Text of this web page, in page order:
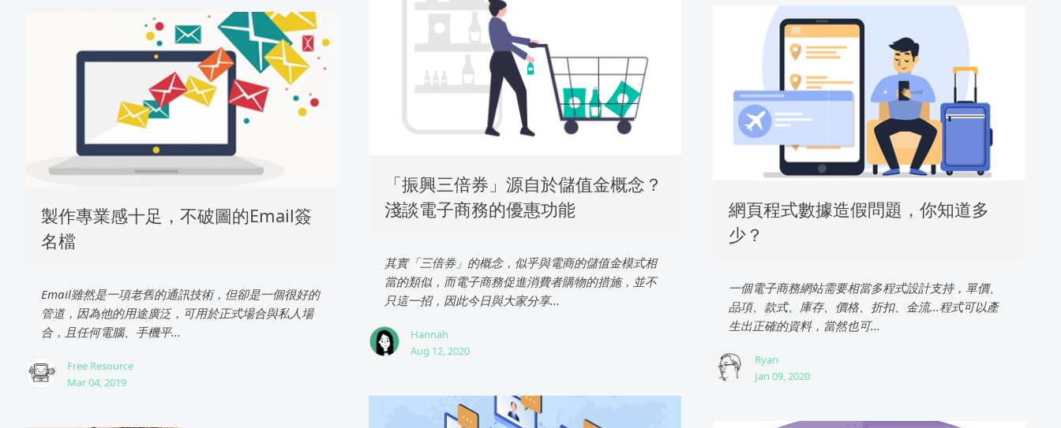
「振興三倍券」源自於儲值金概念？
淺談電子商務的優惠功能
其實「三倍券」的概念，似乎與電商的儲值金模式相
當的類似，而電子商務促進消費者購物的措施，並不
只這一招，因此今日與大家分享...
Hannah
Aug 12, 2020
網頁程式數據造假問題，你知道多
少？
一個電子商務網站需要相當多程式設計支持，單價、
品項、款式、庫存、價格、折扣、金流...程式可以產
生出正確的資料，當然也可...
Ryan
Jan 09, 2020
製作專業感十足，不破圖的Email簽
名檔
Email雖然是一項老舊的通訊技術，但卻是一個很好的
管道，因為他的用途廣泛，可用於正式場合與私人場
合，且任何電腦、手機平...
Free Resource
Mar 04, 2019